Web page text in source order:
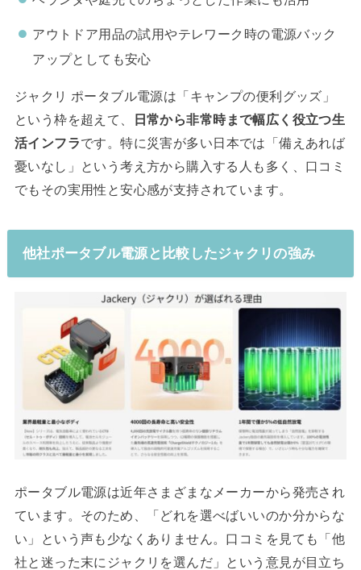
アウトドア用品の試用やテレワーク時の電源バック
アップとしても安心
ジャクリ ポータブル電源は「キャンプの便利グッズ」
という枠を超えて、
日常から非常時まで幅広く役立つ生
活インフラです。特に災害が多い日本では「備えあれば
憂いなし」という考え方から購入する人も多く、口コミ
でもその実用性と安心感が支持されています。
他社ポータブル電源と比較したジャクリの強み
ポータブル電源は近年さまざまなメーカーから発売され
ています。そのため、「どれを選べばいいのか分からな
い」という声も少なくありません。口コミを見ても「他
社と迷った末にジャクリを選んだ」という意見が目立ち